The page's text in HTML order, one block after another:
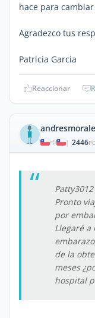
hace para
Agradezco tus
Patricia Garcia
Reaccionar
| 2446
Pronto
por
Llegaré a
de la
meses
hospital